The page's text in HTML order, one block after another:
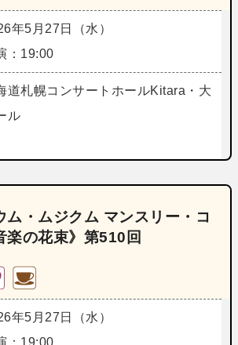
年5月27日（水）
：19:00
道札幌コンサートホールKitara・大
ル
ム・ムジクム マンスリー・コ
楽の花束》第510回
年5月27日（水）